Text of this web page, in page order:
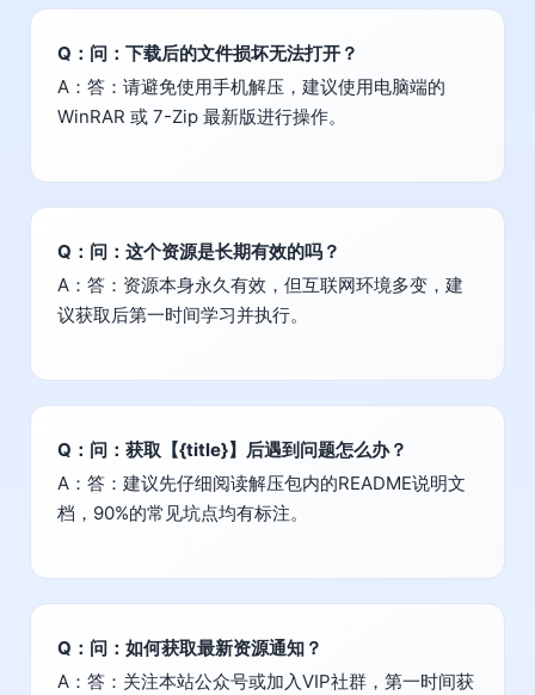
Q：问：下载后的文件损坏无法打开？
A：答：请避免使用手机解压，建议使用电脑端的
WinRAR 或 7-Zip 最新版进行操作。
Q：问：这个资源是长期有效的吗？
A：答：资源本身永久有效，但互联网环境多变，建
议获取后第一时间学习并执行。
Q：问：获取【{title}】后遇到问题怎么办？
A：答：建议先仔细阅读解压包内的README说明文
档，90%的常见坑点均有标注。
Q：问：如何获取最新资源通知？
A：答：关注本站公众号或加入VIP社群，第一时间获